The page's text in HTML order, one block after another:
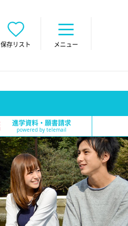
保存リスト メニュー
進学資料・願書請求
powered by telemail